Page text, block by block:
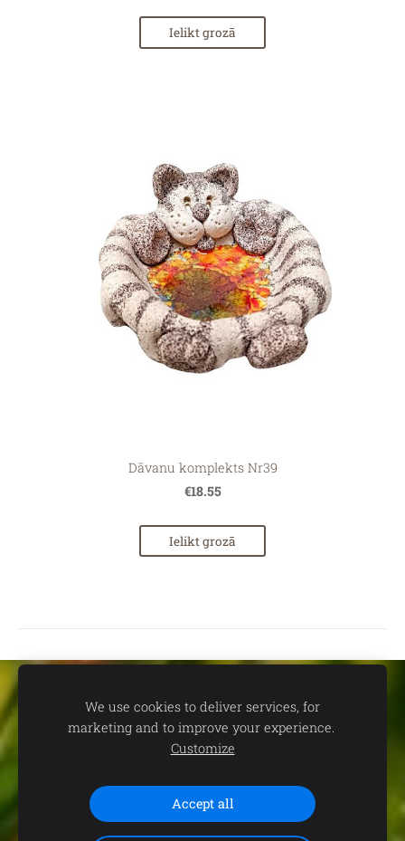
Ielikt grozā
Dāvanu komplekts Nr39
€18.55
Ielikt grozā
dāvanu un suvenīru veikals TEV:
15.00 | Svētdienās un svētku dienās - SLĒGTS 📞Saziņai:
29102646 (+WhatsApp)
We use cookies to deliver services, for
marketing and to improve your experience.
Customize
Accept all